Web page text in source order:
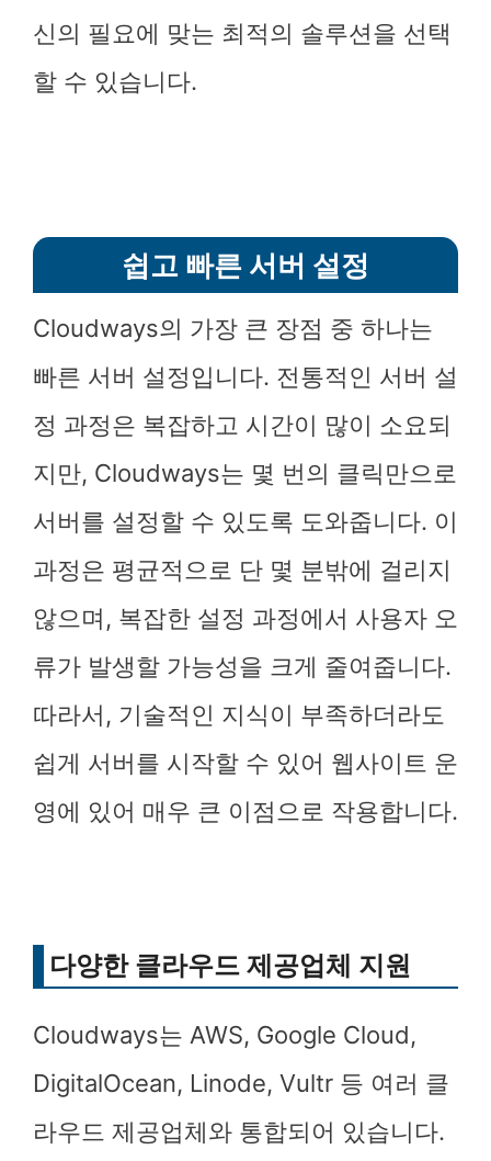
신의 필요에 맞는 최적의 솔루션을 선택
할 수 있습니다.
쉽고 빠른 서버 설정
Cloudways의 가장 큰 장점 중 하나는
빠른 서버 설정입니다. 전통적인 서버 설
정 과정은 복잡하고 시간이 많이 소요되
지만, Cloudways는 몇 번의 클릭만으로
서버를 설정할 수 있도록 도와줍니다. 이
과정은 평균적으로 단 몇 분밖에 걸리지
않으며, 복잡한 설정 과정에서 사용자 오
류가 발생할 가능성을 크게 줄여줍니다.
따라서, 기술적인 지식이 부족하더라도
쉽게 서버를 시작할 수 있어 웹사이트 운
영에 있어 매우 큰 이점으로 작용합니다.
다양한 클라우드 제공업체 지원
Cloudways는 AWS, Google Cloud,
DigitalOcean, Linode, Vultr 등 여러 클
라우드 제공업체와 통합되어 있습니다.